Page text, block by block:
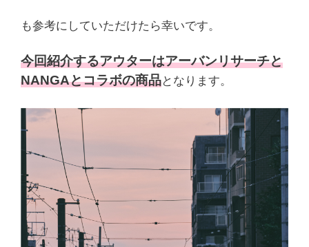
も参考にしていただけたら幸いです。
今回紹介するアウターはアーバンリサーチと
NANGAとコラボの商品となります。